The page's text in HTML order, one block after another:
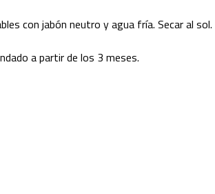
con jabón neutro y agua fría. Secar al sol.
a partir de los 3 meses.